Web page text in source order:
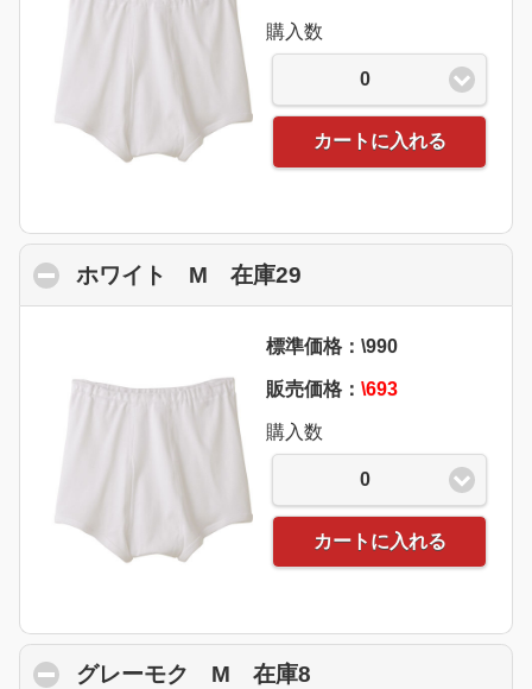
購入数
0
カートに入れる
ホワイト M 在庫29
標準価格：\990
販売価格： \693
購入数
0
カートに入れる
グレーモク M 在庫8